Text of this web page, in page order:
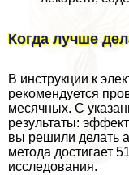
Когда лучше
В инструкции к
рекомендуется
мecячных. С
результаты:
вы решили делать
метода достигает
исследования.